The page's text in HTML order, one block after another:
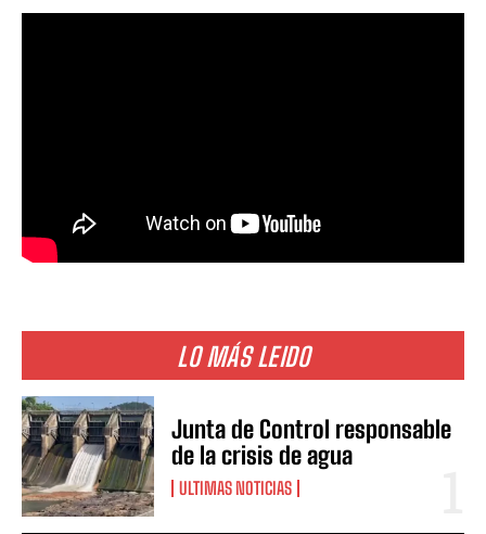
LO MÁS LEIDO
Junta de Control responsable
de la crisis de agua
ULTIMAS NOTICIAS